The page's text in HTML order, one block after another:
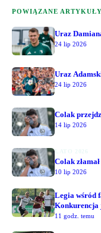
POWIĄZANE ARTYKUŁY
Uraz
24 lip 2026
Uraz
24 lip 2026
Colak
14 lip 2026
Colak
10 lip 2026
Legia wśród
Konkurencja
11 godz. temu